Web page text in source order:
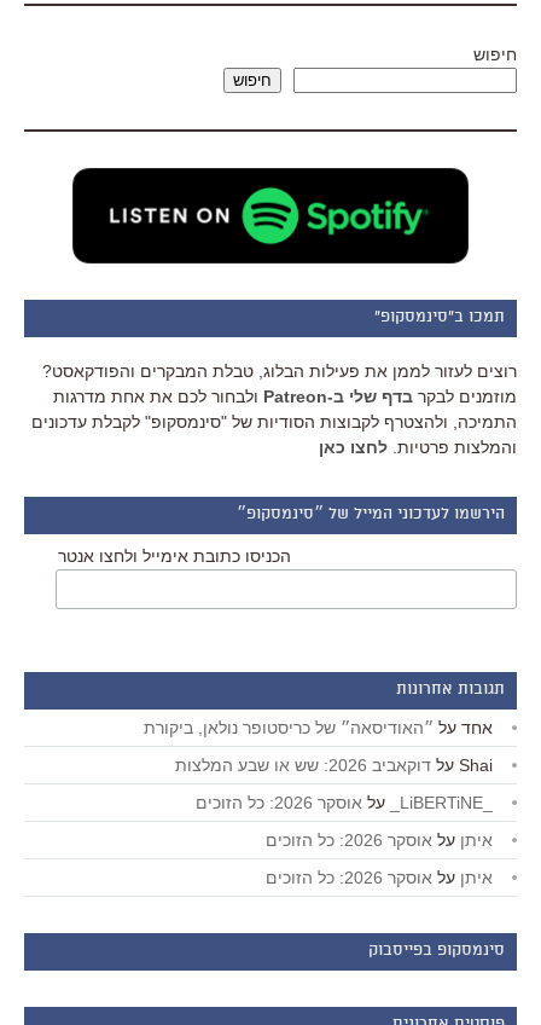
חיפוש
חיפוש
תמכו ב"סינמסקופ"
רוצים לעזור לממן את פעילות הבלוג, טבלת המבקרים והפודקאסט?
מוזמנים לבקר בדף שלי ב-Patreon
ולבחור לכם את אחת מדרגות
התמיכה, ולהצטרף לקבוצות הסודיות של "סינמסקופ" לקבלת עדכונים
והמלצות פרטיות. לחצו כאן
הירשמו לעדכוני המייל של ״סינמסקופ״
הכניסו כתובת אימייל ולחצו אנטר
תגובות אחרונות
אחד על ״האודיסאה״ של כריסטופר נולאן, ביקורת
Shai על דוקאביב 2026: שש או שבע המלצות
על אוסקר 2026: כל הזוכים
איתן על אוסקר 2026: כל הזוכים
איתן על אוסקר 2026: כל הזוכים
סינמסקופ בפייסבוק